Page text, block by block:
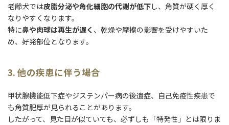
老齢犬では皮脂分泌や角化細胞の代謝が低下し、角質が硬く厚く
なりやすくなります。
特に鼻や肉球は再生が遅く 、乾燥や摩擦の影響を受けやすいた
め、好発部位となります。
3. 他の疾患に伴う場合
甲状腺機能低下症やジステンパー病の後遺症、自己免疫性疾患で
も角質肥厚が見られることがあります。
したがって、見た目が似ていても、必ずしも「特発性」とは限りま